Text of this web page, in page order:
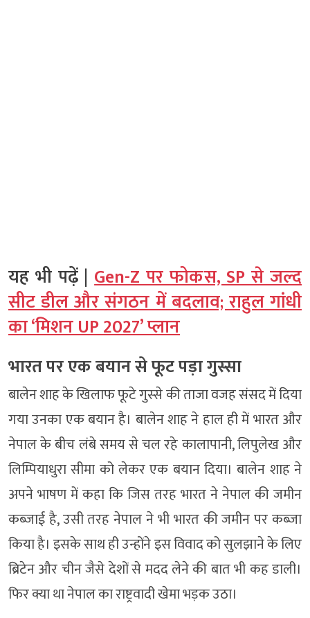
यह भी पढ़ें |Gen-Z पर फोकस, SP से जल्द
सीट डील और संगठन में बदलाव; राहुल गांधी
का ‘मिशन UP 2027’ प्लान
भारत पर एक बयान से फूट पड़ा गुस्सा
बालेन शाह के खिलाफ फूटे गुस्से की ताजा वजह संसद में दिया
गया उनका एक बयान है। बालेन शाह ने हाल ही में भारत और
नेपाल के बीच लंबे समय से चल रहे कालापानी, लिपुलेख और
लिम्पियाधुरा सीमा को लेकर एक बयान दिया। बालेन शाह ने
अपने भाषण में कहा कि जिस तरह भारत ने नेपाल की जमीन
कब्जाई है, उसी तरह नेपाल ने भी भारत की जमीन पर कब्जा
किया है। इसके साथ ही उन्होंने इस विवाद को सुलझाने के लिए
ब्रिटेन और चीन जैसे देशों से मदद लेने की बात भी कह डाली।
फिर क्या था नेपाल का राष्ट्रवादी खेमा भड़क उठा।